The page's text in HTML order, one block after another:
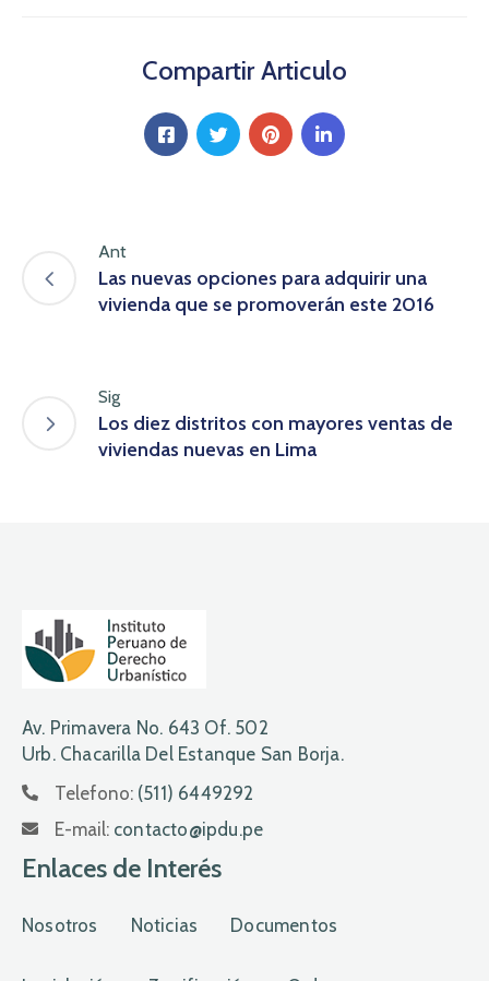
Compartir Articulo
Ant
Las nuevas opciones para adquirir una
vivienda que se promoverán este 2016
Sig
Los diez distritos con mayores ventas de
viviendas nuevas en Lima
Av. Primavera No. 643 Of. 502
Urb. Chacarilla Del Estanque San Borja.
Telefono: (511) 6449292
E-mail: contacto@ipdu.pe
Enlaces de Interés
Nosotros Noticias Documentos